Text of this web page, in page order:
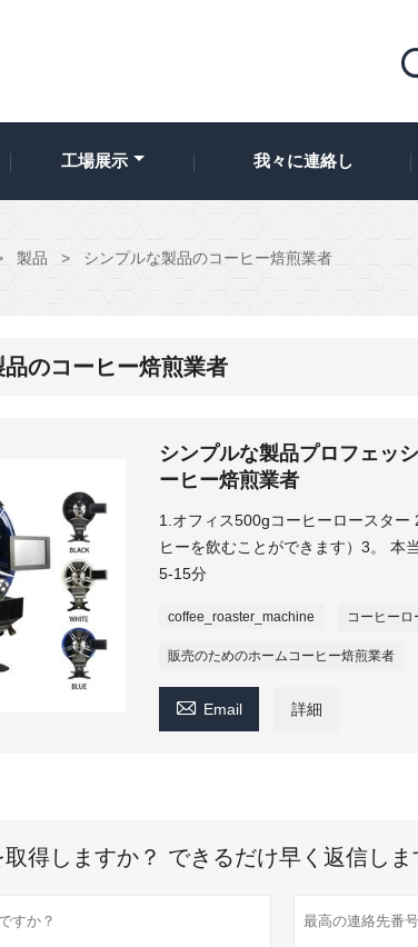
工場展示 我々に連絡し
製品 > シンプルな製品のコーヒー焙煎業者
のコーヒー焙煎業者
シンプルな製品プロフェッ
ーヒー焙煎業者
1.オフィス500gコーヒーロースタ
ヒーを飲むことができます）3。 本
5-15分
coffee_roaster_machine コーヒーロ
販売のためのホームコーヒー焙煎業者
 Email 詳細
得しますか？ できるだけ早く返信しま